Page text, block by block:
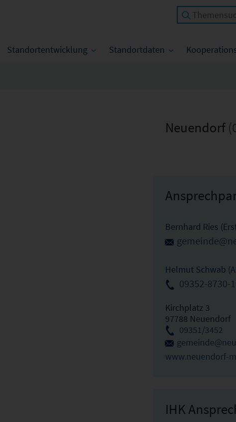
Standortentwicklung Standortdaten
Neuendorf
Bernhard Ries
Helmut Schwab
09352-8730-
Kirchplatz 3
97788 Neuendorf
09351/3452
www.neuendorf-
IHK